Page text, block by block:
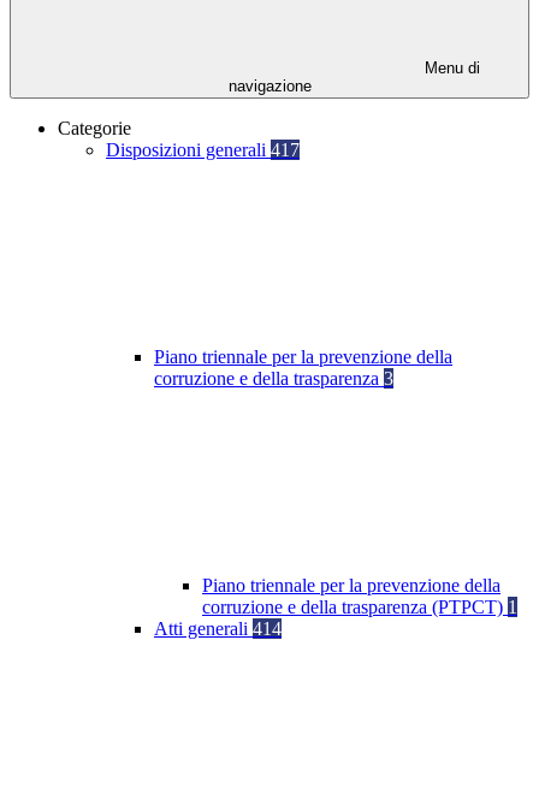
Menu di
navigazione
Categorie
Disposizioni generali 417
Piano triennale per la prevenzione della
corruzione e della trasparenza 3
Piano triennale per la prevenzione della
corruzione e della trasparenza (PTPCT) 1
Atti generali 414